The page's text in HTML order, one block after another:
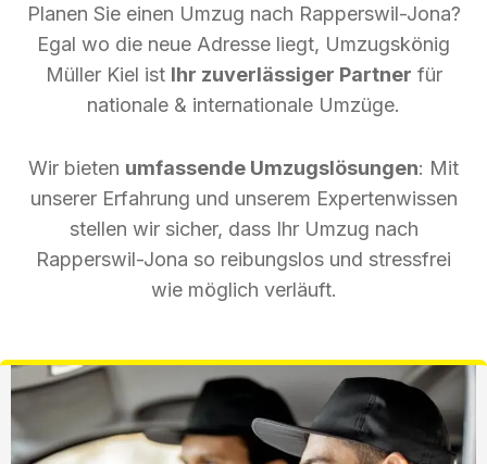
Planen Sie einen Umzug nach Rapperswil-Jona?
Egal wo die neue Adresse liegt, Umzugskönig
Müller Kiel ist Ihr zuverlässiger Partner für
nationale & internationale Umzüge.
Wir bieten umfassende Umzugslösungen: Mit
unserer Erfahrung und unserem Expertenwissen
stellen wir sicher, dass Ihr Umzug nach
Rapperswil-Jona so reibungslos und stressfrei
wie möglich verläuft.